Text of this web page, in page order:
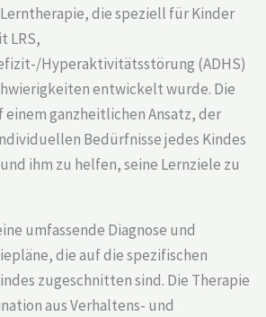
die speziell für Kinder
LRS,
Hyperaktivitätsstörung (ADHS)
entwickelt wurde. Die
einem ganzheitlichen Ansatz, der
Bedürfnisse jedes Kindes
ihm zu helfen, seine Lernziele zu
umfassende Diagnose und
die auf die spezifischen
zugeschnitten sind. Die Therapie
aus Verhaltens- und